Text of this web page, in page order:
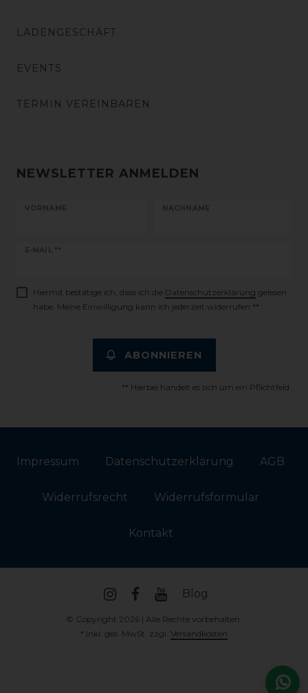
LADENGESCHÄFT
EVENTS
TERMIN VEREINBAREN
NEWSLETTER ANMELDEN
VORNAME NACHNAME
E-MAIL **
Newsletter
Hiermit bestätige ich, dass ich die Daten­schutz­erklärung gelesen
habe. Meine Einwilligung kann ich jederzeit widerrufen.**
ABONNIEREN
** Hierbei handelt es sich um ein Pflichtfeld.
Impressum Daten­schutz­erklärung AGB
Widerrufs­recht Widerrufs­formular
Kontakt
Blog
© Copyright 2026 | Alle Rechte vorbehalten.
* inkl. ges. MwSt. zzgl. Versandkosten